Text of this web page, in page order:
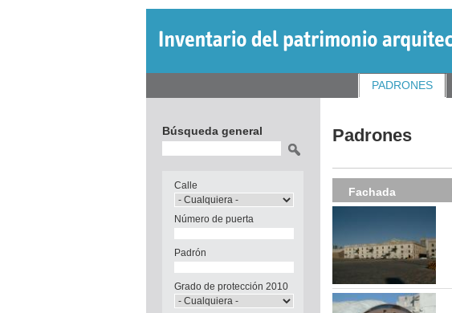
Padrones
Fachada
PADRONES
Búsqueda general
Calle
Número de puerta
Padrón
Grado de protección 2010